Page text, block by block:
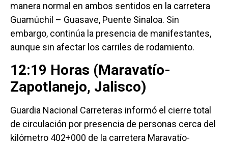
manera normal en ambos sentidos en la carretera
Guamúchil – Guasave, Puente Sinaloa. Sin
embargo, continúa la presencia de manifestantes,
aunque sin afectar los carriles de rodamiento.
12:19 Horas (Maravatío-
Zapotlanejo, Jalisco)
Guardia Nacional Carreteras informó el cierre total
de circulación por presencia de personas cerca del
kilómetro 402+000 de la carretera Maravatío-